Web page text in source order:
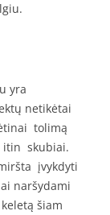
yra
netikėtai
tolimą
skubiai.
įvykdyti
naršydami
šiam